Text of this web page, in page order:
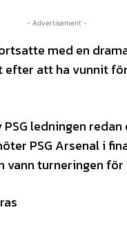
- Advertisement -
med en
efter att ha vunnit
ledningen
PSG Arsenal i
turneringen